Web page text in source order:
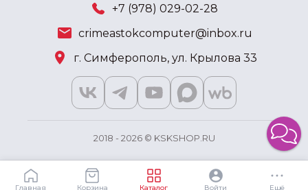
Главная Корзина Каталог Войти Ещё
+7 (978) 029-02-28
crimeastokcomputer@inbox.ru
г. Симферополь, ул. Крылова 33
2018 - 2026 © KSKSHOP.RU